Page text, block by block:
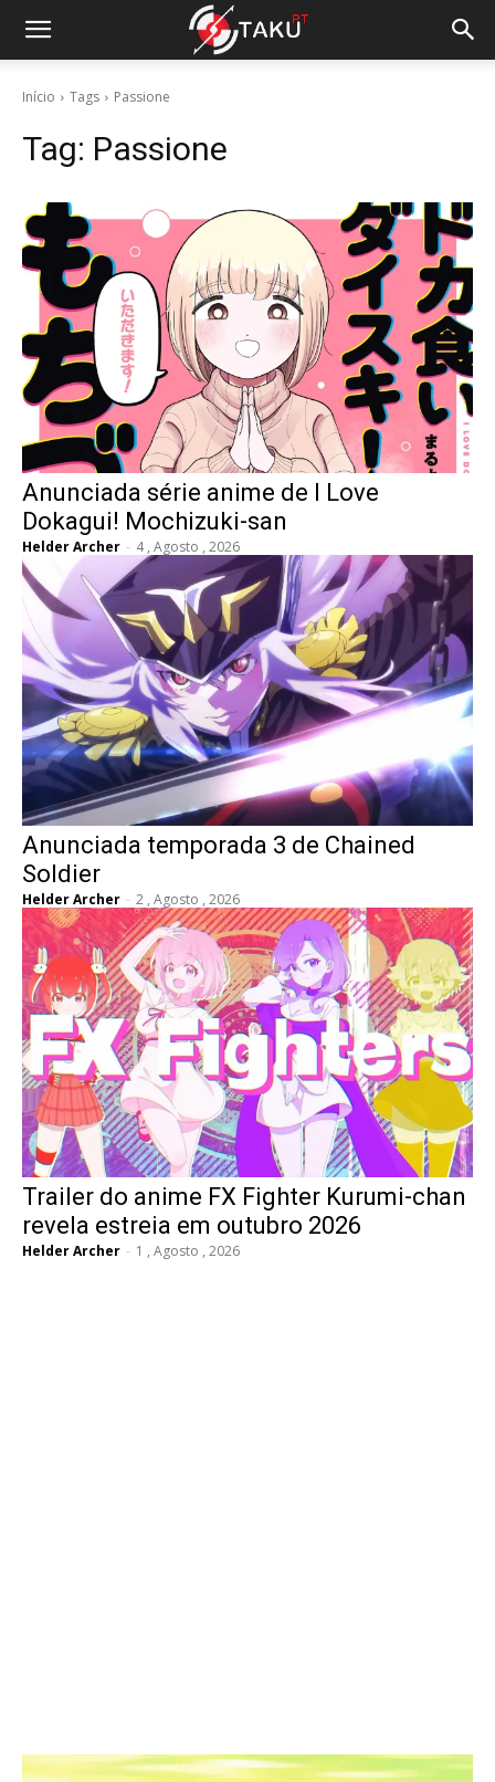
Início Tags Passione
Tag: Passione
Anunciada série anime de I Love
Dokagui! Mochizuki-san
Helder Archer - 4 , Agosto , 2026
Anunciada temporada 3 de Chained
Soldier
Helder Archer - 2 , Agosto , 2026
Trailer do anime FX Fighter Kurumi-chan
revela estreia em outubro 2026
Helder Archer - 1 , Agosto , 2026